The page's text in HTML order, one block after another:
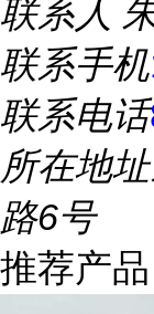
联系人
联系手机
联系电话
所在地址
路6号
推荐产品